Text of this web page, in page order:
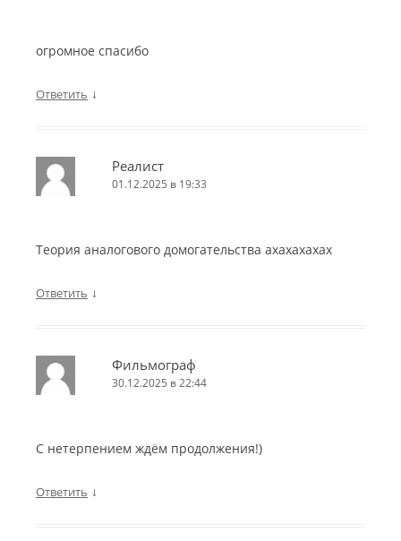
огромное спасибо
Ответить ↓
Реалист
01.12.2025 в 19:33
Теория аналогового домогательства ахахахахах
Ответить ↓
Фильмограф
30.12.2025 в 22:44
С нетерпением ждём продолжения!)
Ответить ↓